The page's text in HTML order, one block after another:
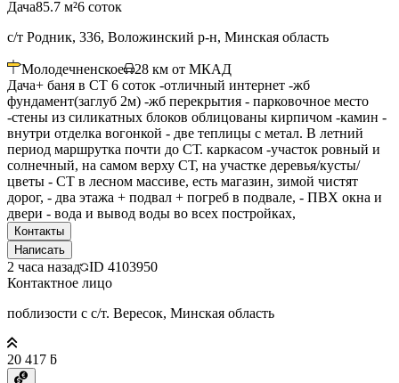
Дача85.7 м²6 соток
с/т Родник, 336, Воложинский р-н, Минская область
Молодечненское 28 км от МКАД
Дача+ баня в СТ 6 соток -отличный интернет -жб
фундамент(заглуб 2м) -жб перекрытия - парковочное место
-стены из силикатных блоков облицованы кирпичом -камин -
внутри отделка вогонкой - две теплицы с метал. В летний
период маршрутка почти до СТ. каркасом -участок ровный и
солнечный, на самом верху СТ, на участке деревья/кусты/
цветы - СТ в лесном массиве, есть магазин, зимой чистят
дорог, - два этажа + подвал + погреб в подвале, - ПВХ окна и
двери - вода и вывод воды во всех постройках,
Контакты
Написать
2 часа назад ID 4103950
Контактное лицо
поблизости с с/т. Вересок, Минская область
20 417 ƃ